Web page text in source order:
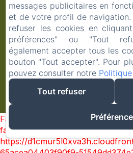
Auberge du Parc
de
Politique de confidentialité
Informations sur
34 Place du Général de Gaulle
des Ecoliers), Correns,
+33 4 94 59
Failed to load BookingEngine/
failed. (missing:
https://
messages publicitaires en
et de votre profil de navigation.
refuser les cookies en
préférences" ou "Tout
également accepter tous les
bouton "Tout accepter". Pour
pouvez consulter notre
Tout refuser